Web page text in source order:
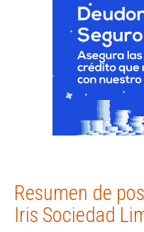
Resumen de
Iris Sociedad